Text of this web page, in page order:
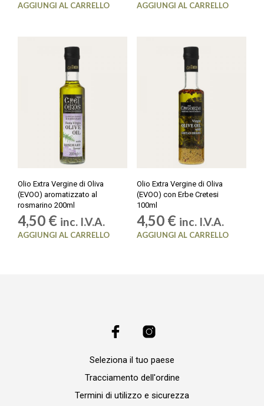
AGGIUNGI AL CARRELLO AGGIUNGI AL CARRELLO
Olio Extra Vergine di Oliva
(EVOO) aromatizzato al
rosmarino 200ml
4,50 € inc. I.V.A.
AGGIUNGI AL CARRELLO
Olio Extra Vergine di Oliva
(EVOO) con Erbe Cretesi
100ml
4,50 € inc. I.V.A.
AGGIUNGI AL CARRELLO
Seleziona il tuo paese
Tracciamento dell'ordine
Termini di utilizzo e sicurezza